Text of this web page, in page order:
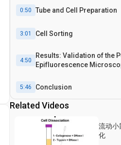
0:50 Tube and Cell Preparation
3:01 Cell Sorting
4:50
Results: Validation of the
Epifluorescence
5:46 Conclusion
Related Videos
流动小
化